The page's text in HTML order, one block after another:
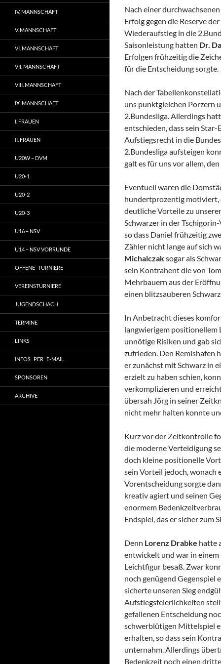
Nach einer
Erfolg gegen die Reserve
Wiederaufstieg in die
Saisonleistung hatten Dr.
Erfolgen frühzeitig die
für die Entscheidung sorgte.
Nach der
uns punktgleichen Porzern
2.Bundesliga. Allerdings
entschieden, dass sein
Aufstiegsrecht in die
2.Bundesliga aufsteigen
galt es für uns vor allem,
Eventuell waren die
hundertprozentig motiviert,
deutliche Vorteile zu
Schwarzer in der
so dass Daniel frühzeitig
Zähler nicht lange auf sich
Michalczaksogar als
sein Kontrahent die von
Mehrbauern aus der
einen blitzsauberen
In Anbetracht dieses
langwierigem positionellem
unnötige Risiken und gab
zufrieden. Den Remishafen
er zunächst mit Schwarz in
erzielt zu haben schien,
verkomplizieren und
übersah Jörg in seiner
nicht mehr halten konnte
Kurz vor der Zeitkontrolle
die moderne Verteidigung
doch kleine positionelle
sein Vorteil jedoch, wonach
Vorentscheidung sorgte
kreativ agiert und seinen
enormem
Endspiel, das er sicher zum
Denn Lorenz Drabke hatte
entwickelt und war in
Leichtfigur besaß. Zwar
noch genügend Gegenspiel
sicherte unseren Sieg
Aufstiegsfeierlichkeiten
gefallenen Entscheidung
schwerblütigen Mittelspiel
erhalten, so dass sein
unternahm. Allerdings
Bedenkzeit noch einen
IV. MANNSCHAFT
V. MANNSCHAFT
VI. MANNSCHAFT
VII. MANNSCHAFT
VIII. MANNSCHAFT
IX. MANNSCHAFT
I. FRAUEN
II. FRAUEN
U20W – DVM
U20-1
U20-2
U20-3
U16 – NSV
U14 – NSV VORRUNDE
OFFENE TURNIERE
VEREINSTURNIERE
JUGENDSCHACH
TERMINE
LINKS
INFOS PER E-MAIL
SPONSOREN
ARCHIVE